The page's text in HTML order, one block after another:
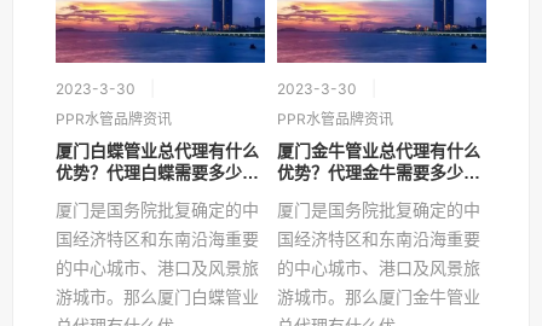
2023-3-30
PPR水管品牌资讯
厦门白蝶管业总代理有什么
优势？代理白蝶需要多少
厦门是国务院批复确定的中
国经济特区和东南沿海重要
的中心城市、港口及风景旅
游城市。那么厦门白蝶管业
2023-3-30
PPR水管品牌资讯
厦门金牛管业总代理有什么
优势？代理金牛需要多少
厦门是国务院批复确定的中
国经济特区和东南沿海重要
的中心城市、港口及风景旅
游城市。那么厦门金牛管业